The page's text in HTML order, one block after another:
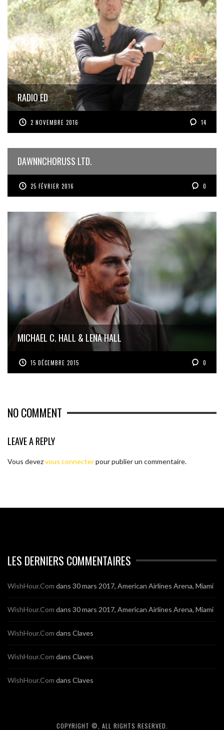
RADIO ED
2 NOVEMBRE 2016 14
DAWNNCHORUSS LTD.
25 FÉVRIER 2016 0
MICHAEL C. HALL & LENA HALL
15 DÉCEMBRE 2015 0
NO COMMENT
LEAVE A REPLY
Vous devezvous connecterpour publier un commentaire.
LES DERNIERS COMMENTAIRES
WishHour.Com dans 30 mars 2017, American Airlines Arena, Miami
WishHour.Com dans 30 mars 2017, American Airlines Arena, Miami
WishHour.Com dans Claves
WishHour.Com dans Claves
WishHour.Com dans Claves
COPYRIGHT ©, ALL RIGHTS RESERVED.